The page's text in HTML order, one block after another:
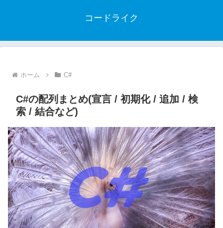
コードライク
ホーム C#
C#の配列まとめ(宣言 / 初期化 / 追加 / 検
索 / 結合など)